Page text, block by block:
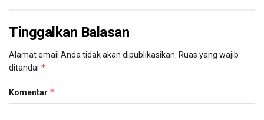
Tinggalkan Balasan
Alamat email Anda tidak akan dipublikasikan. Ruas yang wajib
ditandai *
Komentar *